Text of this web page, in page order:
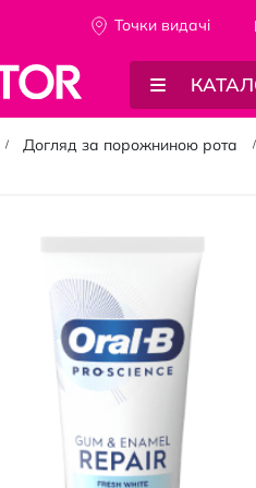
Точки видачi
Догляд за порожниною рота